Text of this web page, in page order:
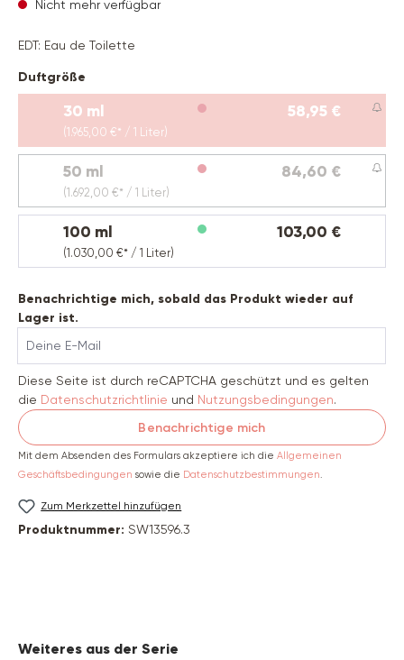
Nicht mehr verfügbar
EDT: Eau de Toilette
Duftgröße
30 ml
(1.965,00 €* / 1 Liter)
58,95 €
(Diese Option ist zurzeit nicht verfügbar.)
50 ml
(1.692,00 €* / 1 Liter)
84,60 €
(Diese Option ist zurzeit nicht verfügbar.)
100 ml
(1.030,00 €* / 1 Liter)
103,00 €
Benachrichtige mich, sobald das Produkt wieder auf
Lager ist.
Diese Seite ist durch reCAPTCHA geschützt und es gelten
die Datenschutzrichtlinie und Nutzungsbedingungen.
Benachrichtige mich
Mit dem Absenden des Formulars akzeptiere ich die Allgemeinen
Geschäftsbedingungen sowie die Datenschutzbestimmungen.
Zum Merkzettel hinzufügen
Produktnummer: SW13596.3
Produktgalerie überspringen
Weiteres aus der Serie